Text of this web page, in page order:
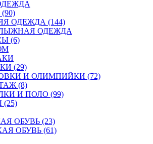
ОДЕЖДА (144)
ОДЕЖДА
(6)
(29)
И ОЛИМПИЙКИ (72)
(8)
И ПОЛО (99)
ОБУВЬ (23)
ОБУВЬ (61)